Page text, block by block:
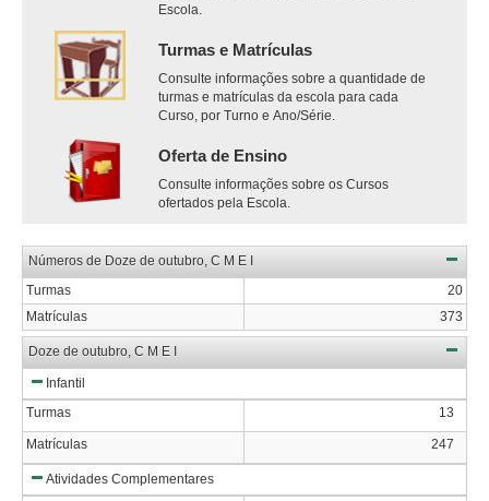
Escola.
Turmas e Matrículas
Consulte informações sobre a quantidade de
turmas e matrículas da escola para cada
Curso, por Turno e Ano/Série.
Oferta de Ensino
Consulte informações sobre os Cursos
ofertados pela Escola.
Números de Doze de outubro, C M E I
Turmas
20
Matrículas
373
Doze de outubro, C M E I
Infantil
Turmas
13
Matrículas 247
Atividades Complementares